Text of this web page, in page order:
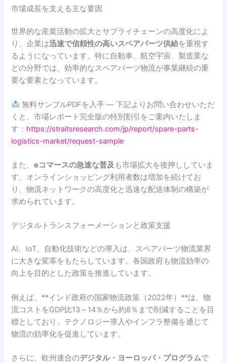
市場成長を支える主な要因
世界的な産業活動の拡大とサプライチェーンの高度化によ
り、企業は迅速で信頼性の高いスペアパーツ供給を重視す
るようになっています。特に自動車、航空宇宙、製造業な
どの分野では、効率的なスペアパーツ物流が事業継続の重
要な要素となっています。
無料サンプルPDFを入手 — 下記よりお問い合わせいただ
くと、市場レポート完全版の特別割引をご案内いたしま
す： https://straitsresearch.com/jp/report/spare-parts-
logistics-market/request-sample
また、eコマースの急速な普及 も市場拡大を後押ししていま
す。オンラインショッピング利用者数は増加を続けてお
り、物流ネットワークの高度化と迅速な配送体制の構築が
求められています。
デジタルトランスフォーメーションと政策支援
AI、IoT、自動化技術などの導入は、スペアパーツ物流業界
に大きな変革をもたらしています。各国政府も物流効率の
向上を目的とした政策を推進しています。
例えば、**インド政府の国家物流政策（2022年）**は、物
流コストをGDP比13～14％から約8％まで削減することを目
標としており、テクノロジー導入やインフラ整備を通じて
物流の効率化を促進しています。
さらに、欧州連合のデジタル・ヨーロッパ・プログラムで